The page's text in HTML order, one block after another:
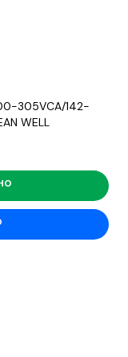
305VCA/142-
WELL